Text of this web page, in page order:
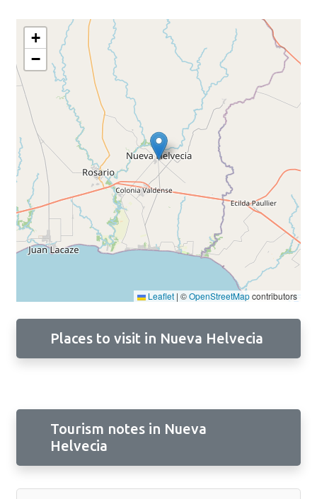
+
−
Leaflet | ©OpenStreetMapcontributors
Places to visit in Nueva Helvecia
Tourism notes in Nueva
Helvecia